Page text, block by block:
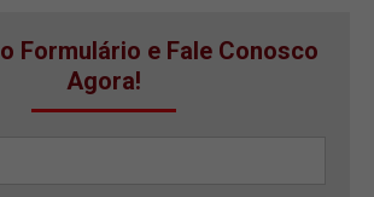
Formulário e Fale Conosco
Agora!